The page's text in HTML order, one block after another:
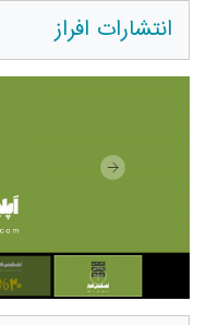
انتشارات افراز